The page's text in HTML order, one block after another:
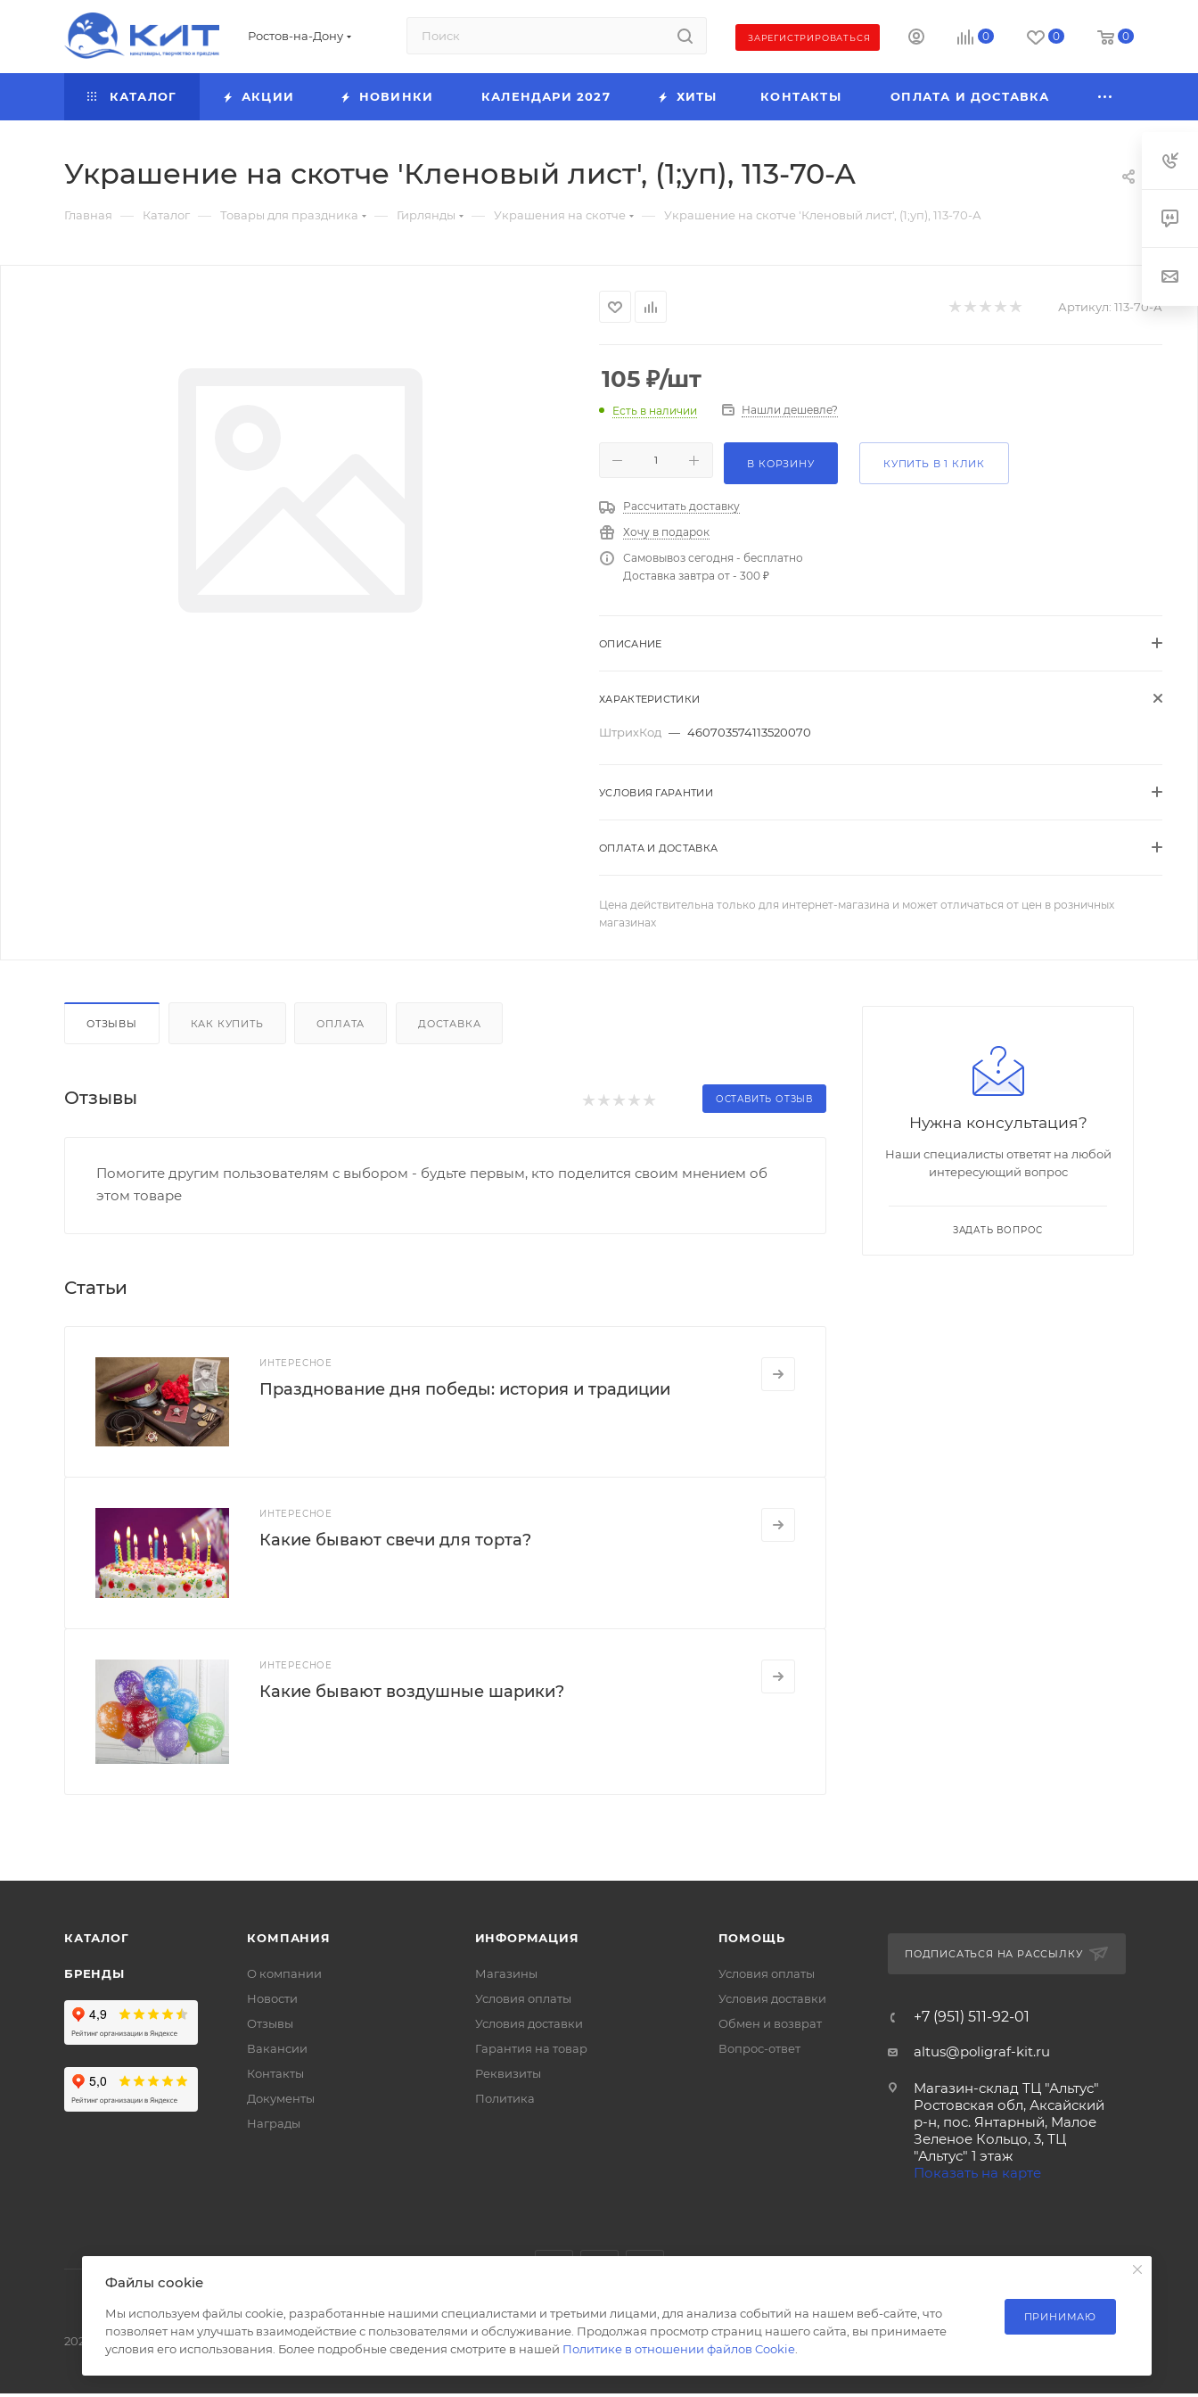
Ростов-на-Дону ЗАРЕГИСТРИРОВАТЬСЯ 0 0 0
КАТАЛОГ АКЦИИ НОВИНКИ КАЛЕНДАРИ 2027 ХИТЫ КОНТАКТЫ ОПЛАТА И ДОСТАВКА
Украшение на скотче 'Кленовый лист', (1;уп), 113-70-А
Главная — Каталог — Товары для праздника — Гирлянды — Украшения на скотче — Украшение на скотче 'Кленовый лист', (1;уп), 113-70-А
Артикул: 113-70-А
105 ₽/шт
Есть в наличии Нашли дешевле?
В КОРЗИНУ КУПИТЬ В 1 КЛИК
Рассчитать доставку
Хочу в подарок
Самовывоз сегодня - бесплатно
Доставка завтра от - 300 ₽
ОПИСАНИЕ
ХАРАКТЕРИСТИКИ
ШтрихКод — 460703574113520070
УСЛОВИЯ ГАРАНТИИ
ОПЛАТА И ДОСТАВКА
Цена действительна только для интернет-магазина и может отличаться от цен в розничных
магазинах
ОТЗЫВЫ КАК КУПИТЬ ОПЛАТА ДОСТАВКА
Отзывы ОСТАВИТЬ ОТЗЫВ
Помогите другим пользователям с выбором - будьте первым, кто поделится своим мнением об
этом товаре
Статьи
ИНТЕРЕСНОЕ
Празднование дня победы: история и традиции
ИНТЕРЕСНОЕ
Какие бывают свечи для торта?
ИНТЕРЕСНОЕ
Какие бывают воздушные шарики?
Нужна консультация?
Наши специалисты ответят на любой
интересующий вопрос
ЗАДАТЬ ВОПРОС
КАТАЛОГ
БРЕНДЫ
КОМПАНИЯ
О компании
Новости
Отзывы
Вакансии
Контакты
Документы
Награды
ИНФОРМАЦИЯ
Магазины
Условия оплаты
Условия доставки
Гарантия на товар
Реквизиты
Политика
ПОМОЩЬ
Условия оплаты
Условия доставки
Обмен и возврат
Вопрос-ответ
ПОДПИСАТЬСЯ НА РАССЫЛКУ
+7 (951) 511-92-01
altus@poligraf-kit.ru
Магазин-склад ТЦ "Альтус"
Ростовская обл, Аксайский
р-н, пос. Янтарный, Малое
Зеленое Кольцо, 3, ТЦ
"Альтус" 1 этаж
Показать на карте
2026 © Полиграф кит - интернет-магазин
Файлы cookie
Мы используем файлы cookie, разработанные нашими специалистами и третьими лицами, для анализа событий на нашем веб-сайте, что
позволяет нам улучшать взаимодействие с пользователями и обслуживание. Продолжая просмотр страниц нашего сайта, вы принимаете
условия его использования. Более подробные сведения смотрите в нашей Политике в отношении файлов Cookie
ПРИНИМАЮ